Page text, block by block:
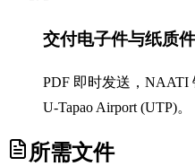
交付电子件与纸质件
PDF 即时发送，NAATI
U-Tapao Airport (UTP)。
所需文件